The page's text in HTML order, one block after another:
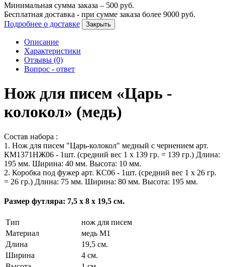
Минимальная сумма заказа – 500 руб.
Бесплатная доставка - при сумме заказа более 9000 руб.
Подробнее о доставке
Закрыть
Описание
Характеристики
Отзывы (0)
Вопрос - ответ
Нож для писем «Царь -
колокол» (медь)
Состав набора :
1. Нож для писем "Царь-колокол" медный с чернением арт.
КМ1371НЖ06 - 1шт. (средний вес 1 х 139 гр. = 139 гр.) Длина:
195 мм. Ширина: 40 мм. Высота: 10 мм.
2. Коробка под фужер арт. КС06 - 1шт. (средний вес 1 х 26 гр.
= 26 гр.) Длина: 75 мм. Ширина: 80 мм. Высота: 195 мм.
Размер футляра: 7,5 х 8 х 19,5 см.
Тип
нож для писем
Материал
медь М1
Длина
19,5 см.
Ширина
4 см.